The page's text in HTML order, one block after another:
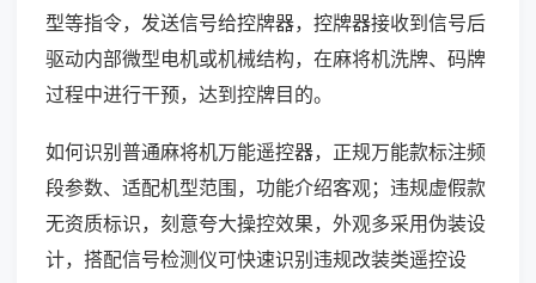
型等指令，发送信号给控牌器，控牌器接收到信号后
驱动内部微型电机或机械结构，在麻将机洗牌、码牌
过程中进行干预，达到控牌目的。
如何识别普通麻将机万能遥控器，正规万能款标注频
段参数、适配机型范围，功能介绍客观；违规虚假款
无资质标识，刻意夸大操控效果，外观多采用伪装设
计，搭配信号检测仪可快速识别违规改装类遥控设